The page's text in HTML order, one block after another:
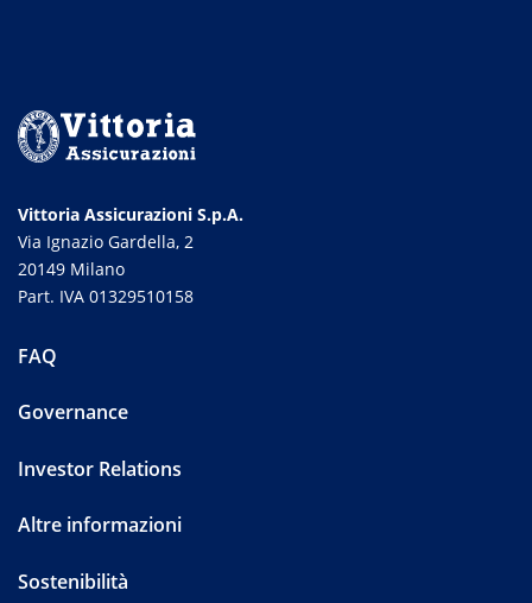
Vittoria Assicurazioni S.p.A.
Via Ignazio Gardella, 2
20149 Milano
Part. IVA 01329510158
FAQ
Governance
Investor Relations
Altre informazioni
Sostenibilità